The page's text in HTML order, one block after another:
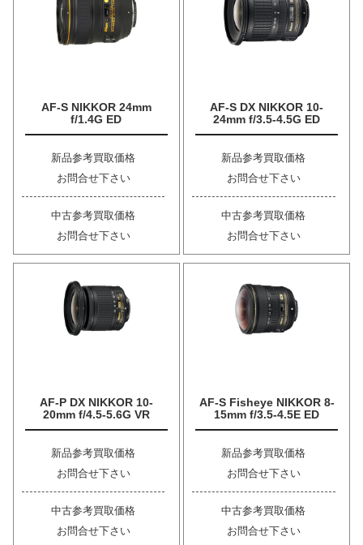
AF-S NIKKOR 24mm
f/1.4G ED
新品参考買取価格
お問合せ下さい
中古参考買取価格
お問合せ下さい
AF-S DX NIKKOR 10-
24mm f/3.5-4.5G ED
新品参考買取価格
お問合せ下さい
中古参考買取価格
お問合せ下さい
AF-P DX NIKKOR 10-
20mm f/4.5-5.6G VR
新品参考買取価格
お問合せ下さい
中古参考買取価格
お問合せ下さい
AF-S Fisheye NIKKOR 8-
15mm f/3.5-4.5E ED
新品参考買取価格
お問合せ下さい
中古参考買取価格
お問合せ下さい